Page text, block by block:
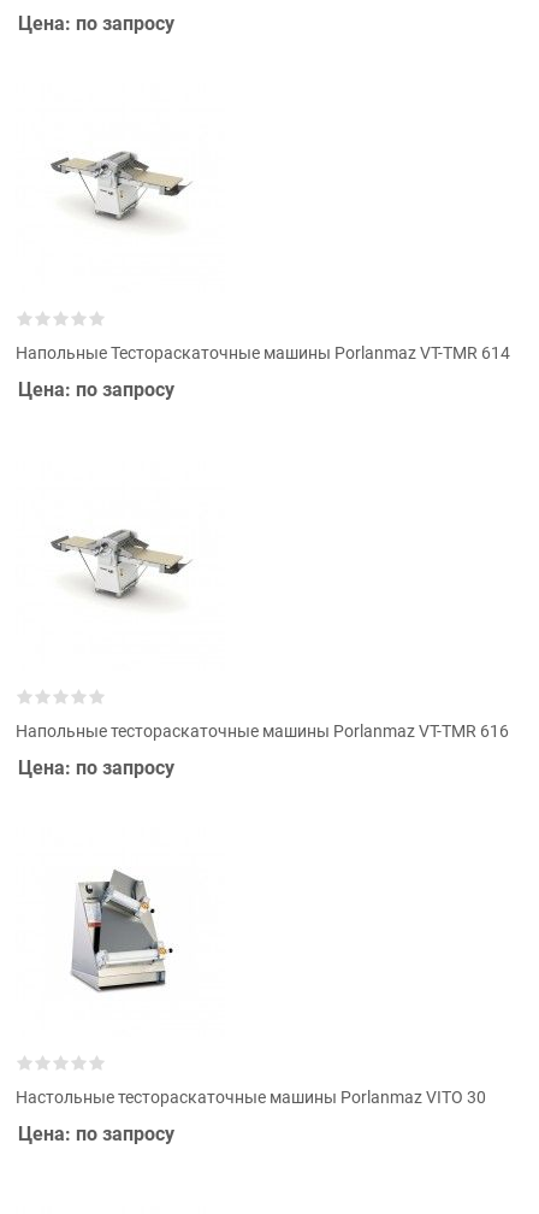
Цена: по запросу
Напольные Тестораскаточные машины Porlanmaz VT-TMR 614
Цена: по запросу
Напольные тестораскаточные машины Porlanmaz VT-TMR 616
Цена: по запросу
Настольные тестораскаточные машины Porlanmaz VITO 30
Цена: по запросу